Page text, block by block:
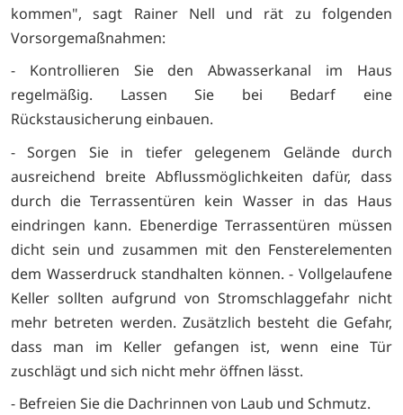
kommen", sagt Rainer Nell und rät zu folgenden
Vorsorgemaßnahmen:
- Kontrollieren Sie den Abwasserkanal im Haus
regelmäßig. Lassen Sie bei Bedarf eine
Rückstausicherung einbauen.
- Sorgen Sie in tiefer gelegenem Gelände durch
ausreichend breite Abflussmöglichkeiten dafür, dass
durch die Terrassentüren kein Wasser in das Haus
eindringen kann. Ebenerdige Terrassentüren müssen
dicht sein und zusammen mit den Fensterelementen
dem Wasserdruck standhalten können. - Vollgelaufene
Keller sollten aufgrund von Stromschlaggefahr nicht
mehr betreten werden. Zusätzlich besteht die Gefahr,
dass man im Keller gefangen ist, wenn eine Tür
zuschlägt und sich nicht mehr öffnen lässt.
- Befreien Sie die Dachrinnen von Laub und Schmutz.